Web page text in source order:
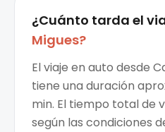
¿Cuánto tarda el
Migues?
El viaje en auto desde
tiene una duración
min. El tiempo total de
según las condiciones